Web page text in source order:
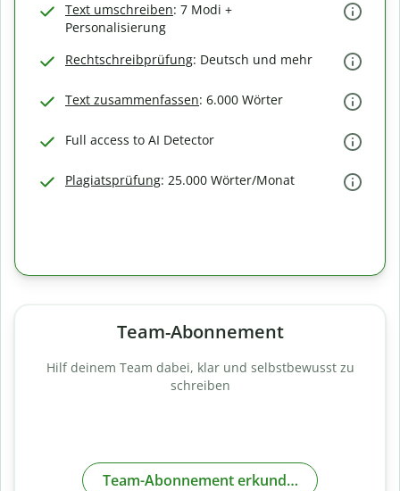
Text umschreiben: 7 Modi +
Personalisierung
Rechtschreibprüfung: Deutsch und mehr
Text zusammenfassen: 6.000 Wörter
Full access to AI Detector
Plagiatsprüfung: 25.000 Wörter/Monat
Team-Abonnement
Hilf deinem Team dabei, klar und selbstbewusst zu
schreiben
Team-Abonnement erkunden